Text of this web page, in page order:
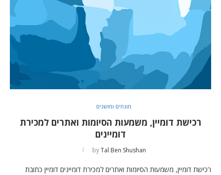
מונחים ומושגים
רכישת דומיין, משמעות הסיומות ואתרים למכירת
דומיינים
byTal Ben Shushan
רכישת דומיין, משמעות הסיומות ואתרים למכירת דומיינים דומיין כתובת